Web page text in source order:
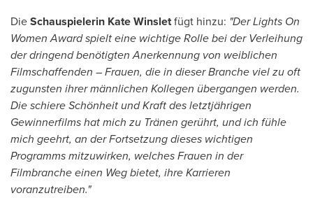
DieSchauspielerin Kate Winsletfügt hinzu: "Der Lights On
WomenAward spielt eine wichtige Rolle bei der Verleihung
der dringend benötigten Anerkennung von weiblichen
Filmschaffenden – Frauen, die in dieser Branche viel zu oft
zugunsten ihrer männlichen Kollegen übergangen werden.
Die schiere Schönheit und Kraft des letztjährigen
Gewinnerfilms hat mich zu Tränen gerührt, und ich fühle
mich geehrt, an der Fortsetzung dieses wichtigen
Programms mitzuwirken, welches Frauen in der
Filmbranche einen Weg bietet, ihre Karrieren
voranzutreiben."